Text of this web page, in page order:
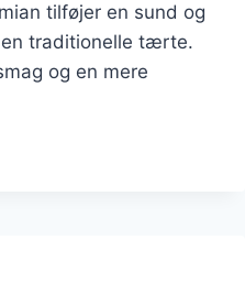
tilføjer en sund og
traditionelle tærte.
og en mere